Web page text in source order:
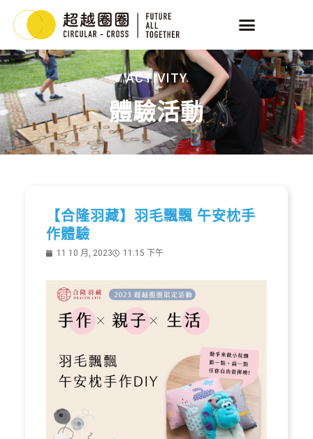
ACTIVITY
體驗活動
【合隆羽藏】羽毛飄飄 午安枕手
作體驗
11 10 月, 2023 11:15 下午